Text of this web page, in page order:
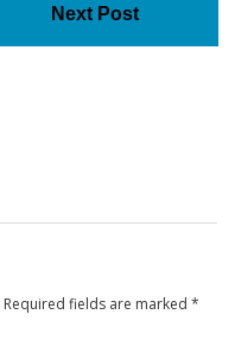
Next Post
Required fields are marked *